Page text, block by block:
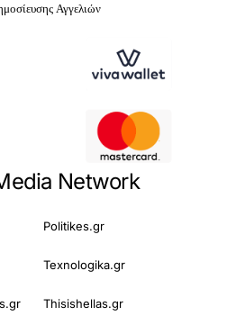
Αγγελιών
Network
Politikes.gr
Texnologika.gr
Thisishellas.gr